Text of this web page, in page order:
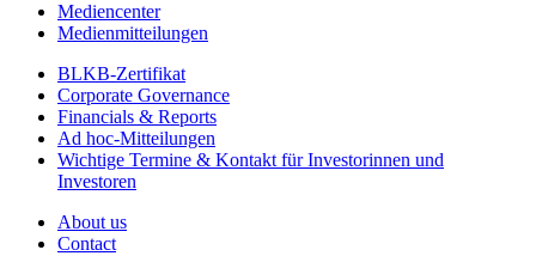
Mediencenter
Medienmitteilungen
BLKB-Zertifikat
Corporate Governance
Financials & Reports
Ad hoc-Mitteilungen
Wichtige Termine & Kontakt für Investorinnen und
Investoren
About us
Contact